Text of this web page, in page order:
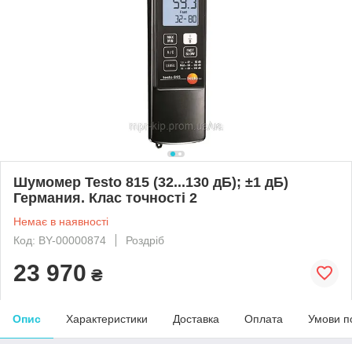
Шумомер Testo 815 (32...130 дБ); ±1 дБ)
Германия. Клас точності 2
Немає в наявності
Код: BY-00000874
Роздріб
23 970 ₴
Опис Характеристики Доставка Оплата Умови